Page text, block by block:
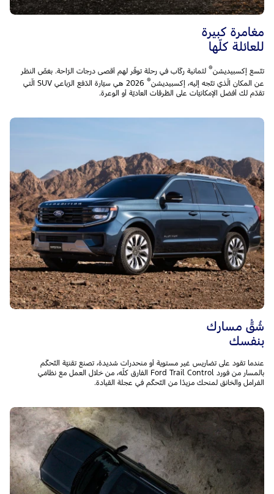
مغامرة كبيرة
للعائلة كلّها
تتّسع إكسبيديشن® لثمانية ركّاب في رحلة توفّر لهم أقصى درجات الرّاحة. بغضّ النظر
عن المكان الّذي تتّجه إليه، إكسبيديشن®
2026 هي سيّارة الدّفع الرّباعي SUV الّتي
تقدّم لك أفضل الإمكانيّات على الطّرقات العاديّة أو الوعرة.
شُقّْ مسارك
بنفسك
عندما تقود على تضاريس غير مستوية أو منحدرات شديدة، تصنع تقنيّة التّحكّم
بالمسار من فورد Ford Trail Control الفارق كلّه، من خلال العمل مع نظامَي
الفرامل والخانق لمنحك مزيدًا من التّحكّم في عجلة القيادة.